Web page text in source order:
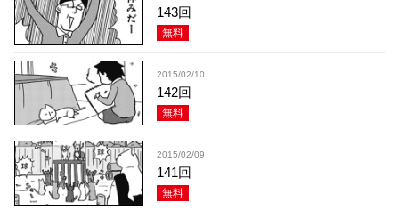
143回
無料
2015/02/10
142回
無料
2015/02/09
141回
無料